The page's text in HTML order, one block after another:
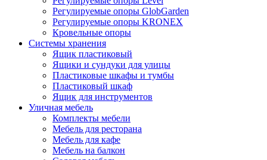
Регулируемые опоры GlobGarden
Регулируемые опоры KRONEX
Кровельные опоры
Системы хранения
Ящик пластиковый
Ящики и сундуки для улицы
Пластиковые шкафы и тумбы
Пластиковый шкаф
Ящик для инструментов
Уличная мебель
Комплекты мебели
Мебель для ресторана
Мебель для кафе
Мебель на балкон